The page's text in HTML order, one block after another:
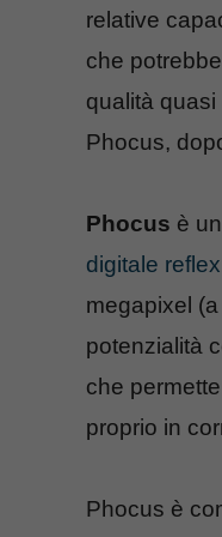
relative
che
qualità quasi
Phocus,
Phocus è
digitale reflex
megapixel
potenzialità
che
proprio in
Phocus è